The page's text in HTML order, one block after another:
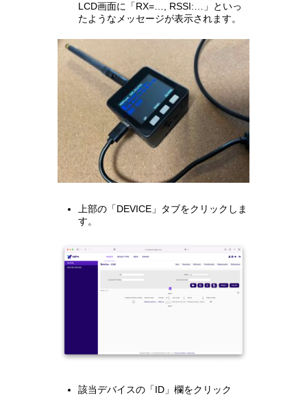
LCD画面に「RX=…, RSSI:…」といっ
たようなメッセージが表示されます。
上部の「DEVICE」タブをクリックしま
す。
該当デバイスの「ID」欄をクリック